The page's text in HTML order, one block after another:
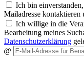
Ich bin
Mailadresse
Ich willige in die
Bearbeitung meines
Datenschutzerklärung
@